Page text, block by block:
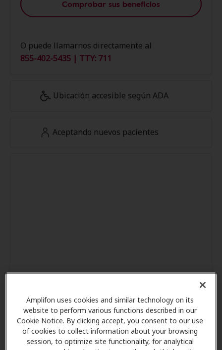
Amplifon uses cookies and similar technology on its
website to perform various functions described in our
Cookie Notice. By clicking accept, you consent to our use
of cookies to collect information about your browsing
session, to optimize site functionality, for analytical
Comprobar sus beneficios
O puede llamarnos directamente al
855-402-5435 | TTY: 711
Ubicación accesible según ADA
Aceptando nuevos pacientes